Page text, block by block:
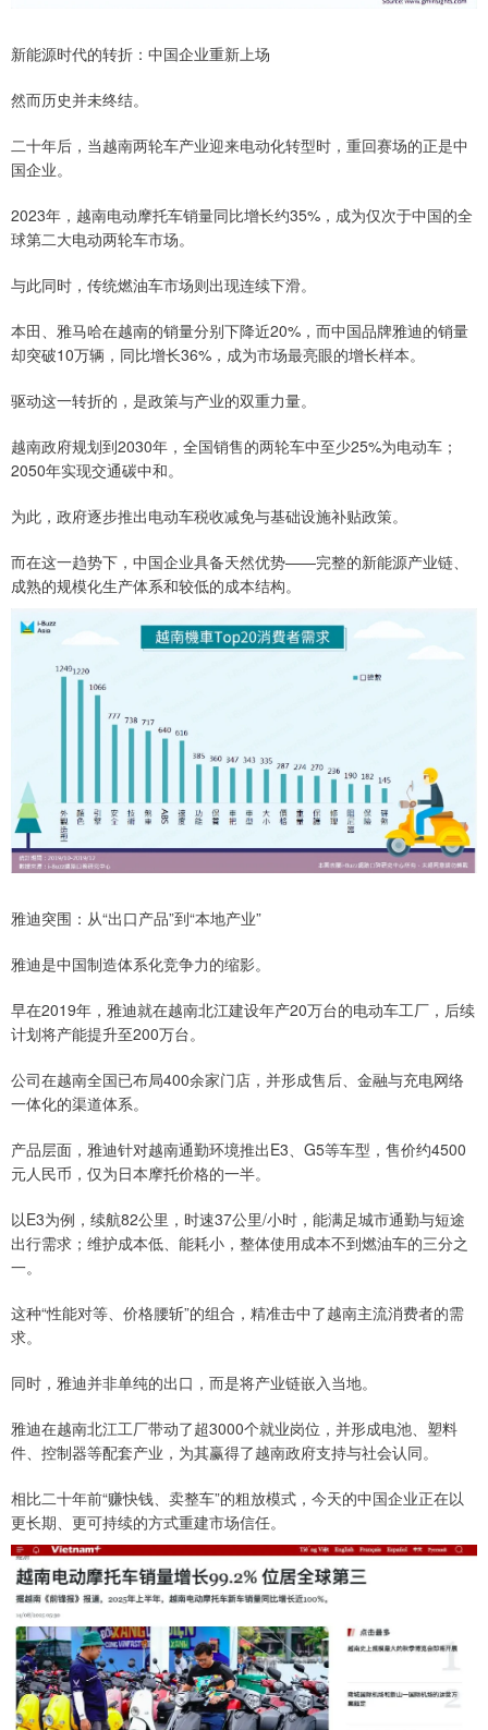
新能源时代的转折：中国企业重新上场
然而历史并未终结。
二十年后，当越南两轮车产业迎来电动化转型时，重回赛场的正是中
国企业。
2023年，越南电动摩托车销量同比增长约35%，成为仅次于中国的全
球第二大电动两轮车市场。
与此同时，传统燃油车市场则出现连续下滑。
本田、雅马哈在越南的销量分别下降近20%，而中国品牌雅迪的销量
却突破10万辆，同比增长36%，成为市场最亮眼的增长样本。
驱动这一转折的，是政策与产业的双重力量。
越南政府规划到2030年，全国销售的两轮车中至少25%为电动车；
2050年实现交通碳中和。
为此，政府逐步推出电动车税收减免与基础设施补贴政策。
而在这一趋势下，中国企业具备天然优势——完整的新能源产业链、
成熟的规模化生产体系和较低的成本结构。
雅迪突围：从“出口产品”到“本地产业”
雅迪是中国制造体系化竞争力的缩影。
早在2019年，雅迪就在越南北江建设年产20万台的电动车工厂，后续
计划将产能提升至200万台。
公司在越南全国已布局400余家门店，并形成售后、金融与充电网络
一体化的渠道体系。
产品层面，雅迪针对越南通勤环境推出E3、G5等车型，售价约4500
元人民币，仅为日本摩托价格的一半。
以E3为例，续航82公里，时速37公里/小时，能满足城市通勤与短途
出行需求；维护成本低、能耗小，整体使用成本不到燃油车的三分之
一。
这种“性能对等、价格腰斩”的组合，精准击中了越南主流消费者的需
求。
同时，雅迪并非单纯的出口，而是将产业链嵌入当地。
雅迪在越南北江工厂带动了超3000个就业岗位，并形成电池、塑料
件、控制器等配套产业，为其赢得了越南政府支持与社会认同。
相比二十年前“赚快钱、卖整车”的粗放模式，今天的中国企业正在以
更长期、更可持续的方式重建市场信任。